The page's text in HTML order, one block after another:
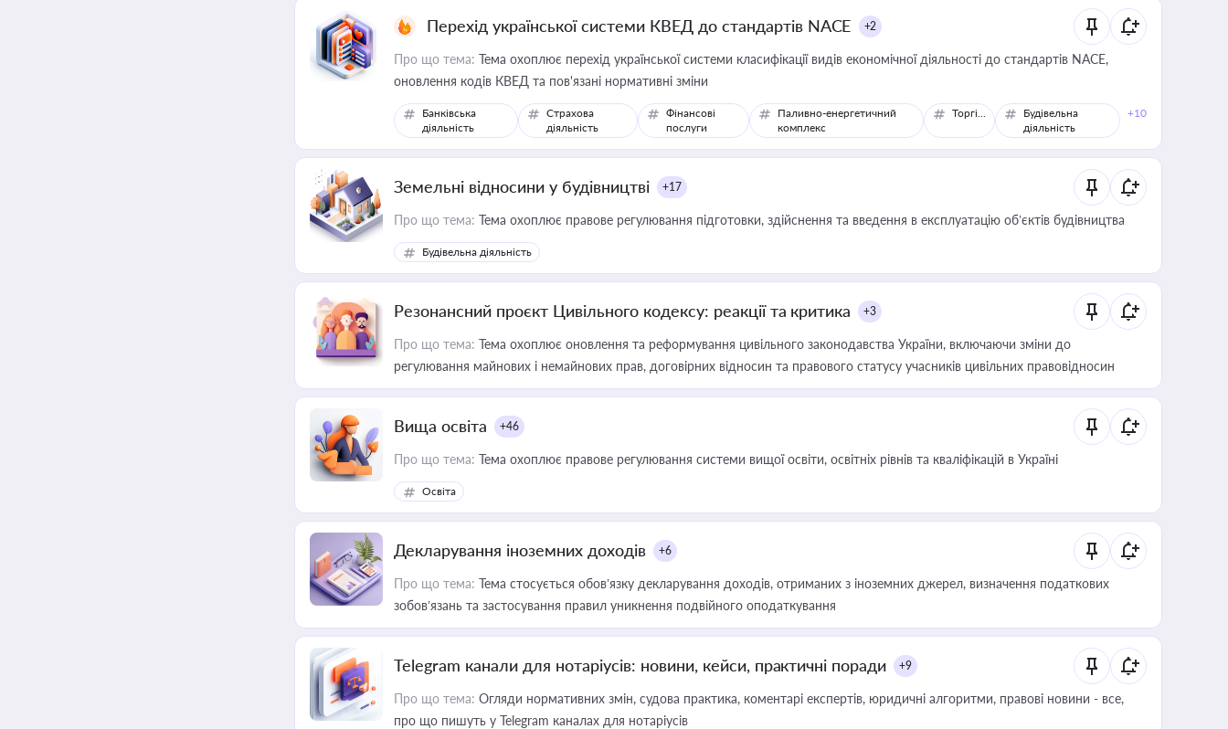
Перехід української системи КВЕД до стандартів NACE +2
Про що тема: Тема охоплює перехід української системи класифікації видів економічної діяльності до стандартів NACE,
оновлення кодів КВЕД та пов'язані нормативні зміни
Банківська
діяльність
Страхова
діяльність
Фінансові
послуги
Паливно-енергетичний
комплекс
Торгівля
Будівельна
діяльність
+10
Земельні відносини у будівництві +17
Про що тема: Тема охоплює правове регулювання підготовки, здійснення та введення в експлуатацію об’єктів будівництва
Будівельна діяльність
Резонансний проєкт Цивільного кодексу: реакції та критика +3
Про що тема: Тема охоплює оновлення та реформування цивільного законодавства України, включаючи зміни до
регулювання майнових і немайнових прав, договірних відносин та правового статусу учасників цивільних правовідносин
Вища освіта +46
Про що тема: Тема охоплює правове регулювання системи вищої освіти, освітніх рівнів та кваліфікацій в Україні
Освіта
Декларування іноземних доходів +6
Про що тема: Тема стосується обов’язку декларування доходів, отриманих з іноземних джерел, визначення податкових
зобов’язань та застосування правил уникнення подвійного оподаткування
Telegram канали для нотаріусів: новини, кейси, практичні поради +9
Про що тема: Огляди нормативних змін, судова практика, коментарі експертів, юридичні алгоритми, правові новини - все,
про що пишуть у Telegram каналах для нотаріусів